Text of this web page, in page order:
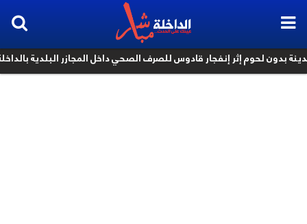
لحوم إثر إنفجار قادوس للصرف الصحي داخل المجازر البلدية بالداخلة